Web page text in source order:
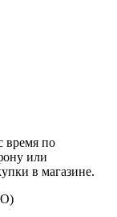
время по
или
в магазине.